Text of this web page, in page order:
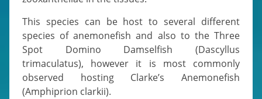
This species can be host to several different
species of anemonefish and also to the Three
Spot Domino Damselfish (Dascyllus
trimaculatus), however it is most commonly
observed hosting Clarke’s Anemonefish
(Amphiprion clarkii).